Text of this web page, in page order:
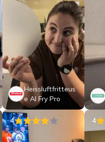
Heissluftfritteus
e AI Fry Pro
4 4